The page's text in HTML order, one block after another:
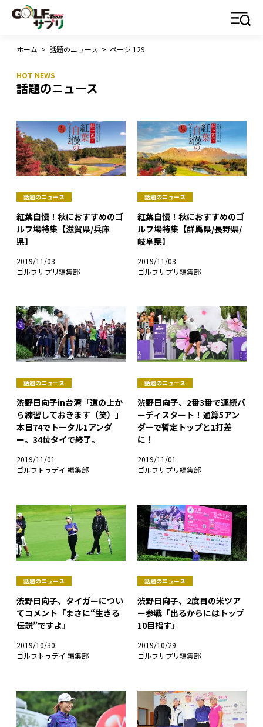
ホーム > 話題のニュース > ページ 129
話題のニュース
話題のニュース
紅葉自慢！秋におすすめのゴ
ルフ場特集【滋賀県/兵庫
県】
2019/11/03
ゴルフサプリ編集部
話題のニュース
紅葉自慢！秋におすすめのゴ
ルフ場特集【群馬県/長野県/
岐阜県】
2019/11/03
ゴルフサプリ編集部
話題のニュース
渋野日向子in台湾「道の上か
ら練習しておきます（笑）」
本日74でトータル1アンダ
ー。34位タイで終了。
2019/11/01
ゴルフトゥデイ 編集部
話題のニュース
渋野日向子、2番3番で連続バ
ーディスタート！通算5アン
ダーで暫定トップと1打差
に！
2019/11/01
ゴルフサプリ編集部
話題のニュース
渋野日向子、タイガーについ
てコメント「まさに“生きる
伝説”ですよ」
2019/10/30
ゴルフトゥデイ 編集部
話題のニュース
渋野日向子、2度目の米ツア
ー参戦「出るからにはトップ
10目指す」
2019/10/29
ゴルフサプリ編集部